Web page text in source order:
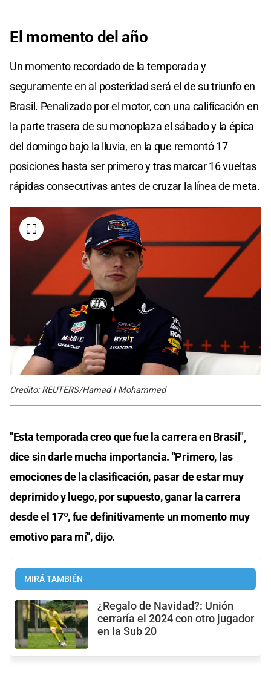
El momento del año
Un momento recordado de la temporada y
seguramente en al posteridad será el de su triunfo en
Brasil. Penalizado por el motor, con una calificación en
la parte trasera de su monoplaza el sábado y la épica
del domingo bajo la lluvia, en la que remontó 17
posiciones hasta ser primero y tras marcar 16 vueltas
rápidas consecutivas antes de cruzar la línea de meta.
Credito: REUTERS/Hamad I Mohammed
"Esta temporada creo que fue la carrera en Brasil",
dice sin darle mucha importancia. "Primero, las
emociones de la clasificación, pasar de estar muy
deprimido y luego, por supuesto, ganar la carrera
desde el 17º, fue definitivamente un momento muy
emotivo para mí", dijo.
MIRÁ TAMBIÉN
¿Regalo de Navidad?: Unión
cerraría el 2024 con otro jugador
en la Sub 20